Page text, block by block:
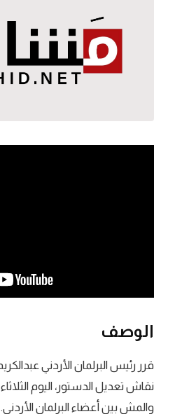
الوصف
قرر رئيس البرلمان الأردني
نقاش تعديل الدستور، اليوم
والمش بين أعضاء البرلمان الأردني.